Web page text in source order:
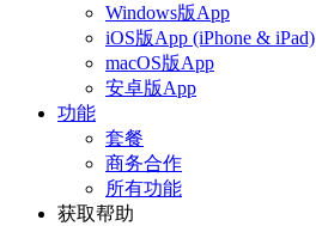
Windows版App
iOS版App (iPhone & iPad)
macOS版App
安卓版App
功能
套餐
商务合作
所有功能
获取帮助